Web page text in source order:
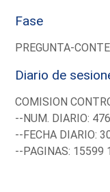
Fase
PREGUNTA-
Diario de
COMISION
--NUM. DIARIO: 476
--FECHA DIARIO:
--PAGINAS: 15599